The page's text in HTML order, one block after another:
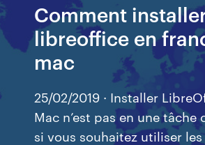
Comment
libreoffice en
mac
25/02/2019 · Installer
Mac n’est pas en une
si vous souhaitez utiliser les